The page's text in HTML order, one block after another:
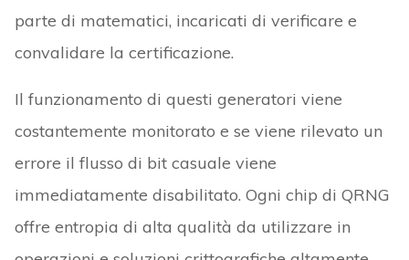
parte di matematici, incaricati di verificare e
convalidare la certificazione.
Il funzionamento di questi generatori viene
costantemente monitorato e se viene rilevato un
errore il flusso di bit casuale viene
immediatamente disabilitato. Ogni chip di QRNG
offre entropia di alta qualità da utilizzare in